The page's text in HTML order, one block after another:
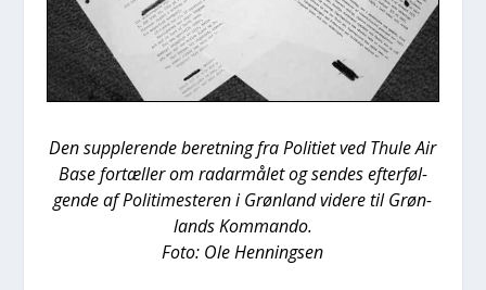
Den sup­ple­ren­de beret­ning fra Poli­ti­et ved Thu­le Air
Base for­tæl­ler om radar­må­let og sen­des efter­føl­
gen­de af Poli­ti­meste­ren i Grøn­land vide­re til Grøn­
lands Kom­man­do.
Foto: Ole Hen­nings­en